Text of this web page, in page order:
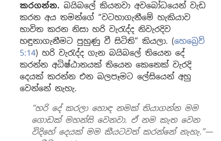
කරගන්න. බයිබලේ කියනවා අවබෝධයෙන් වැඩ
කරන අය තමන්ගේ “වටහාගැනීමේ හැකියාව
භාවිත කරන නිසා හරි වැරැද්ද නිවැරදිව
හඳුනාගැනීමට පුහුණු වී සිටිති” කියලා. (හෙබ්‍රෙව්
5:14) හරි වැරැද්ද ගැන බයිබලේ තියෙන දේ
කරන්න අධිෂ්ඨානයක් තියෙන කෙනෙක් වැරදි
දෙයක් කරන්න එන බලපෑමට ලේසියෙන් අහු
වෙන්නේ නැහැ.
“හරි දේ කරලා හොඳ නමක් තියාගන්න මම
ගොඩක් මහන්සි වෙනවා. ඒ නම කැත වෙන
විදිහේ දෙයක් මම කීයටවත් කරන්නේ නැහැ.”—